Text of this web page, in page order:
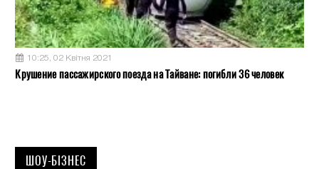
10:25, 02 Квітня 2021
Крушение пассажирского поезда на Тайване: погибли 36 человек
ШОУ-БІЗНЕС